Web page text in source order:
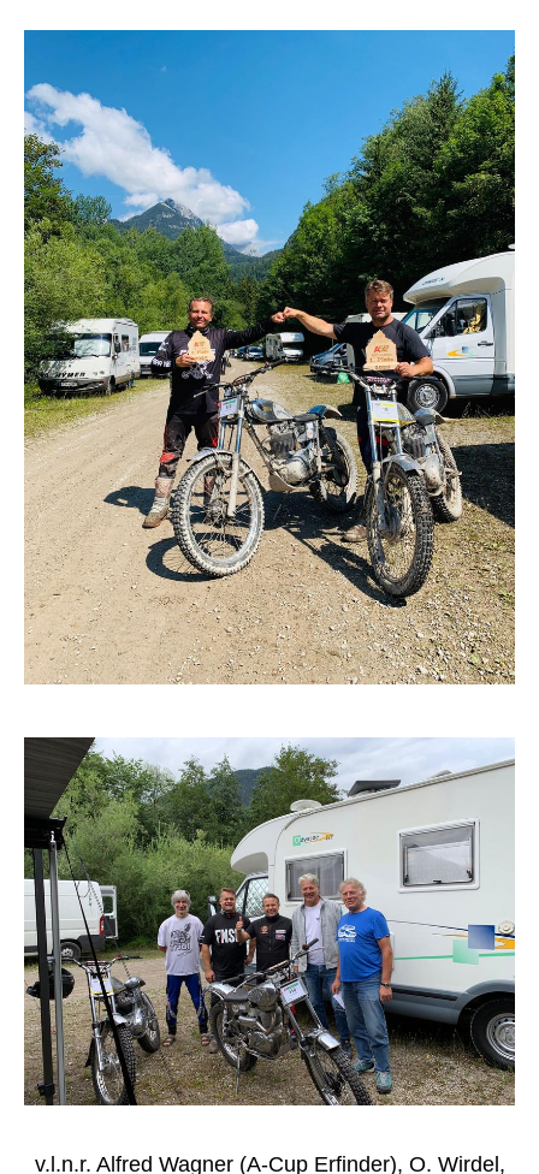
v.l.n.r. Alfred Wagner (A-Cup Erfinder), O. Wirdel,